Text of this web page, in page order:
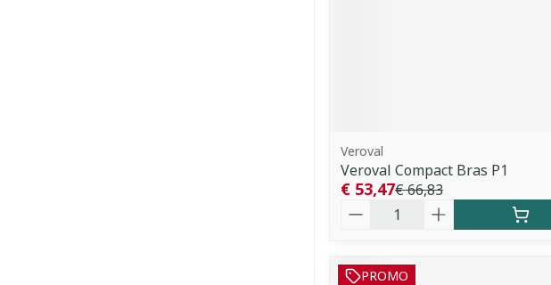
Veroval
Veroval Compact Bras P1
€ 66,83
€ 53,47
PROMO